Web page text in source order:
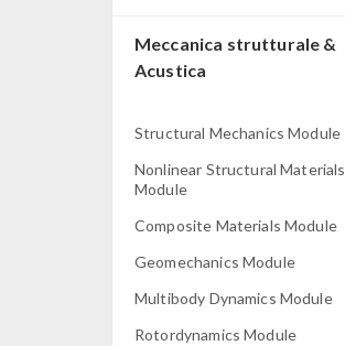
Meccanica strutturale &
Acustica
Structural Mechanics Module
Nonlinear Structural Materials
Module
Composite Materials Module
Geomechanics Module
Multibody Dynamics Module
Rotordynamics Module